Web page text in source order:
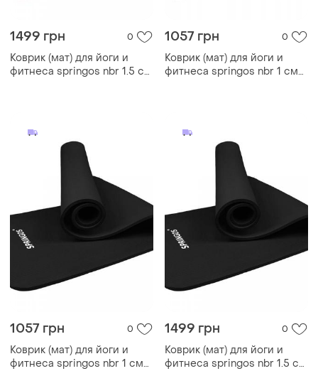
1499 грн 0
Коврик (мат) для йоги и
фитнеса springos nbr 1.5 см
1057 грн 0
Коврик (мат) для йоги и
фитнеса springos nbr 1 см
1057 грн 0
Коврик (мат) для йоги и
фитнеса springos nbr 1 см
1499 грн 0
Коврик (мат) для йоги и
фитнеса springos nbr 1.5 см